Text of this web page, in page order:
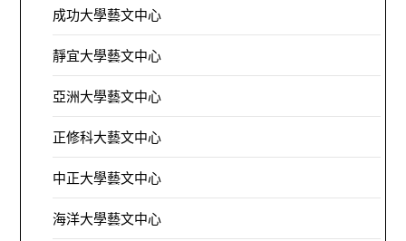
成功大學藝文中心
靜宜大學藝文中心
亞洲大學藝文中心
正修科大藝文中心
中正大學藝文中心
海洋大學藝文中心